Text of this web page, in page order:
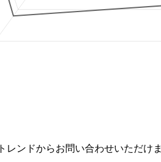
レンドからお問い合わせいただけま